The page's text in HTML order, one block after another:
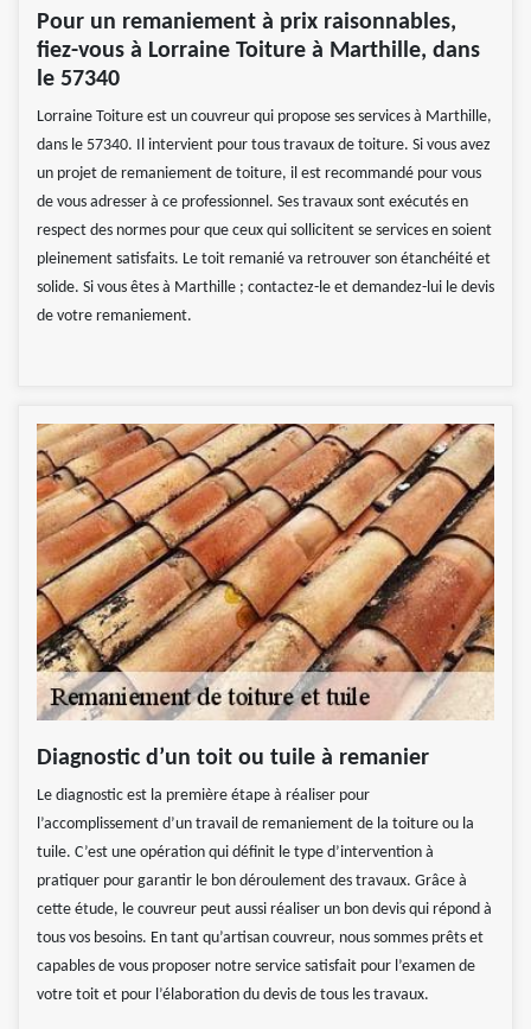
Pour un remaniement à prix raisonnables,
fiez-vous à Lorraine Toiture à Marthille, dans
le 57340
Lorraine Toiture est un couvreur qui propose ses services à Marthille,
dans le 57340. Il intervient pour tous travaux de toiture. Si vous avez
un projet de remaniement de toiture, il est recommandé pour vous
de vous adresser à ce professionnel. Ses travaux sont exécutés en
respect des normes pour que ceux qui sollicitent se services en soient
pleinement satisfaits. Le toit remanié va retrouver son étanchéité et
solide. Si vous êtes à Marthille ; contactez-le et demandez-lui le devis
de votre remaniement.
Diagnostic d’un toit ou tuile à remanier
Le diagnostic est la première étape à réaliser pour
l’accomplissement d’un travail de remaniement de la toiture ou la
tuile. C’est une opération qui définit le type d’intervention à
pratiquer pour garantir le bon déroulement des travaux. Grâce à
cette étude, le couvreur peut aussi réaliser un bon devis qui répond à
tous vos besoins. En tant qu’artisan couvreur, nous sommes prêts et
capables de vous proposer notre service satisfait pour l’examen de
votre toit et pour l’élaboration du devis de tous les travaux.